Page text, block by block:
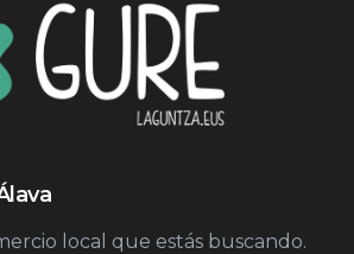
local que estás buscando.